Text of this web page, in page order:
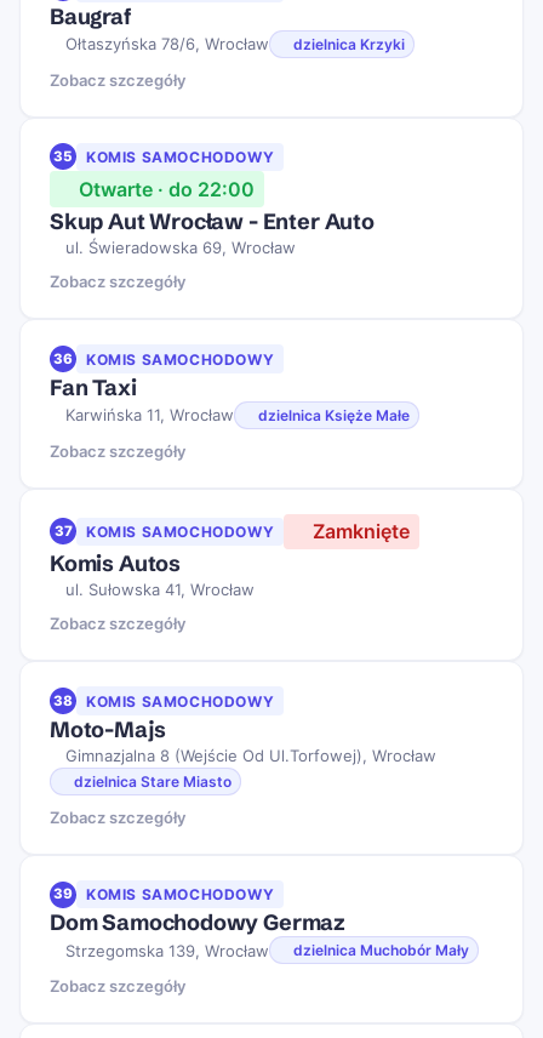
Baugraf
Ołtaszyńska 78/6, Wrocław dzielnica Krzyki
Zobacz szczegóły
35 KOMIS SAMOCHODOWY
Otwarte · do 22:00
Skup Aut Wrocław - Enter Auto
ul. Świeradowska 69, Wrocław
Zobacz szczegóły
36 KOMIS SAMOCHODOWY
Fan Taxi
Karwińska 11, Wrocław dzielnica Księże Małe
Zobacz szczegóły
37 KOMIS SAMOCHODOWY Zamknięte
Komis Autos
ul. Sułowska 41, Wrocław
Zobacz szczegóły
38 KOMIS SAMOCHODOWY
Moto-Majs
Gimnazjalna 8 (Wejście Od Ul.Torfowej), Wrocław
dzielnica Stare Miasto
Zobacz szczegóły
39 KOMIS SAMOCHODOWY
Dom Samochodowy Germaz
Strzegomska 139, Wrocław dzielnica Muchobór Mały
Zobacz szczegóły